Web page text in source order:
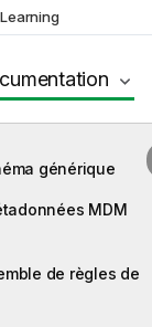
Learning
générique
MDM
de règles de